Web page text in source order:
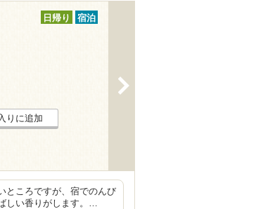
日帰り 宿泊
りに追加
ところですが、宿でのんび
しい香りがします。…